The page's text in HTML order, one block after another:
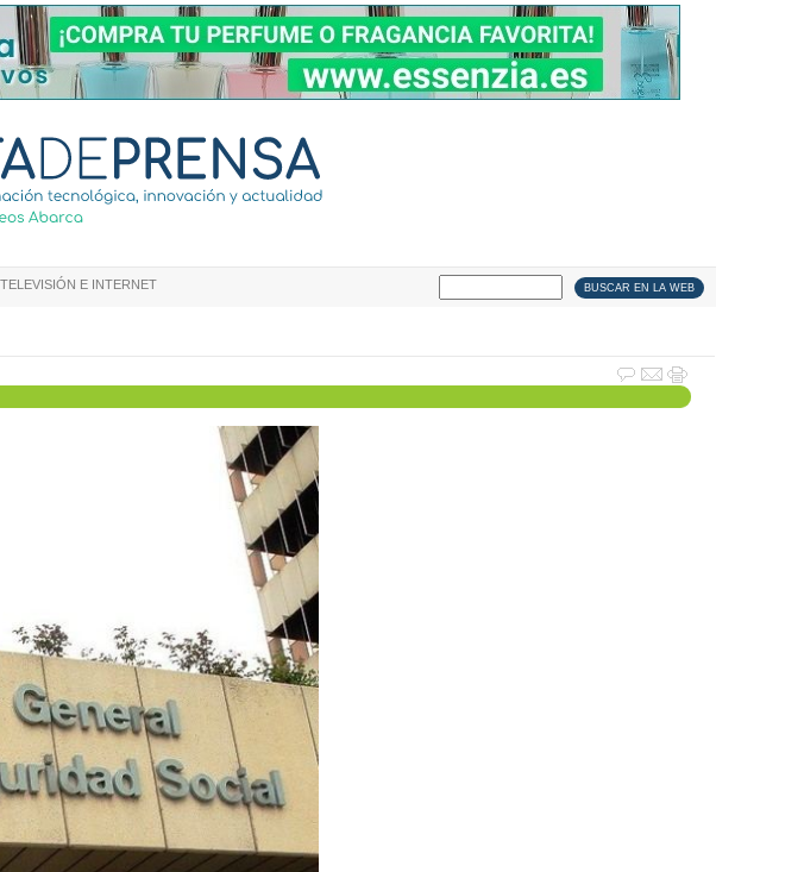
E INTERNET